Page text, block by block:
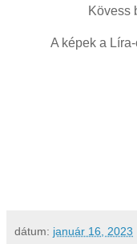
Kövess
A képek a
dátum: január 16, 2023